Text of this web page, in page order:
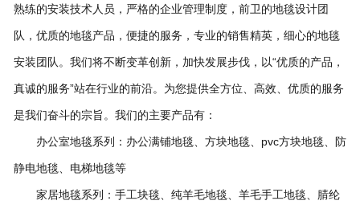
现货查询
联系我们
熟练的安装技术人员，严格的企业管理制度，前卫的地毯设计团
队，优质的地毯产品，便捷的服务，专业的销售精英，细心的地毯
安装团队。我们将不断变革创新，加快发展步伐，以“优质的产品，
真诚的服务”站在行业的前沿。为您提供全方位、高效、优质的服务
是我们奋斗的宗旨。我们的主要产品有：
办公室地毯系列：办公满铺地毯、方块地毯、pvc方块地毯、防
静电地毯、电梯地毯等
家居地毯系列：手工块毯、纯羊毛地毯、羊毛手工地毯、腈纶